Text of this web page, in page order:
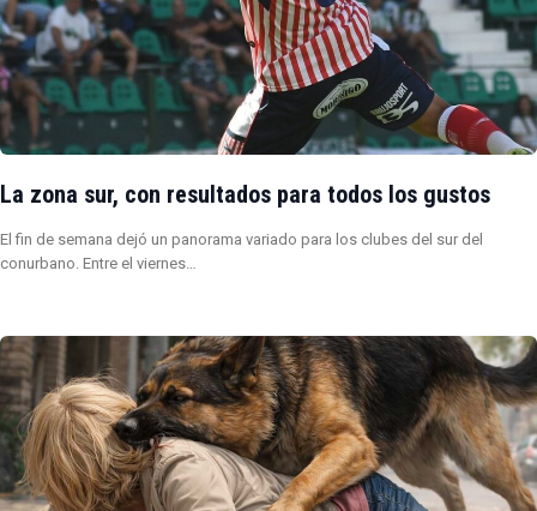
La zona sur, con resultados para todos los gustos
El fin de semana dejó un panorama variado para los clubes del sur del
conurbano. Entre el viernes…